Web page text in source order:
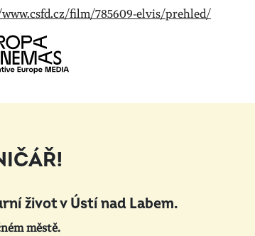
film/785609-elvis/prehled/
život v Ústí nad Labem.
městě.